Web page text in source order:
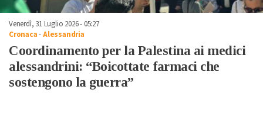
Venerdì, 31 Luglio 2026 - 05:27
Cronaca-Alessandria
Coordinamento per la Palestina ai medici
alessandrini: “Boicottate farmaci che
sostengono la guerra”